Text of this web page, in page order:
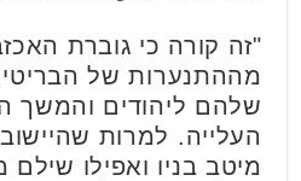
"זה קורה כי גוברת
מההתנערות של
שלהם ליהודים והמשך
העלייה. למרות
מיטב בניו ואפילו שילם